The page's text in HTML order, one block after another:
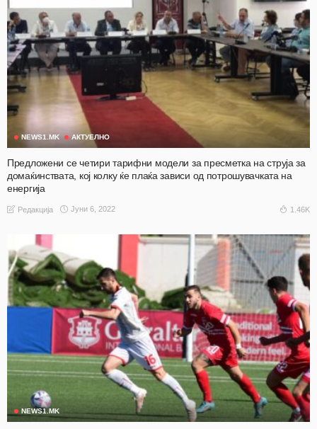
NEWS1.MK АКТУЕЛНО
Предложени се четири тарифни модели за пресметка на струја за
домаќинствата, кој колку ќе плаќа зависи од потрошувачката на
енергија
Редакција Јуни 6, 2022 1.46K
NEWS1.MK